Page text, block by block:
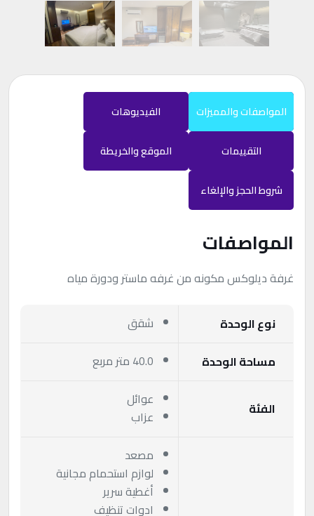
المواصفات والمميزات الفيديوهات
التقييمات الموقع والخريطة
شروط الحجز والإلغاء
المواصفات
غرفة ديلوكس مكونه من غرفه ماستر ودورة مياه
نوع الوحدة
شقق
مساحة الوحدة
40.0 متر مربع
الفئة
عوائل
عزاب
مصعد
لوازم استحمام مجانية
أغطية سرير
ادوات تنظيف